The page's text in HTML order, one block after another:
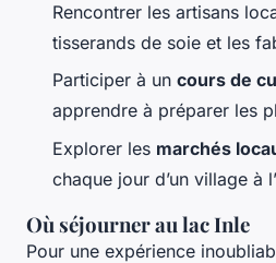
Rencontrer les artisans
tisserands de soie et les
Participer à un cours de
apprendre à préparer les
Explorer les marchés
chaque jour d’un village à
Où séjourner au lac Inle
Pour une expérience